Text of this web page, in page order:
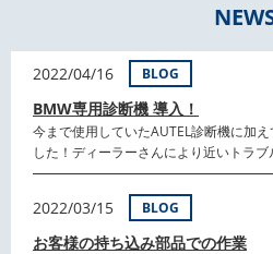
2022/04/16 BLOG
BMW専用診断機 導入！
今まで使用していたAUTEL診断機に加
した！ディーラーさんにより近いトラ
2022/03/15 BLOG
お客様の持ち込み部品での作業